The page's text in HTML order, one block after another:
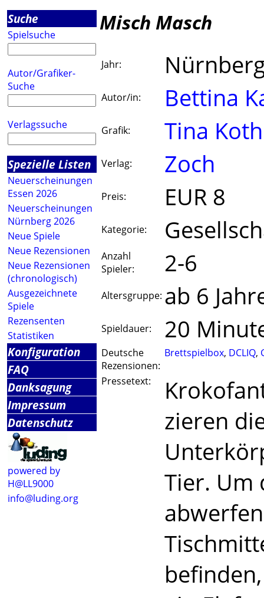
Suche
Spielsuche
Autor/Grafiker-
Suche
Verlagssuche
Spezielle Listen
Neuerscheinungen
Essen 2026
Neuerscheinungen
Nürnberg 2026
Neue Spiele
Neue Rezensionen
Neue Rezensionen
(chronologisch)
Ausgezeichnete
Spiele
Rezensenten
Statistiken
Konfiguration
FAQ
Danksagung
Impressum
Datenschutz
powered by
H@LL9000
info@luding.org
Misch Masch
Jahr:
Autor/in: Bettina
Grafik: Tina
Verlag: Zoch
Preis: EUR 8
Kategorie:
Anzahl
Spieler:
2-6
Altersgruppe: ab 6
Spieldauer: 20
Deutsche
Rezensionen:
Brettspielbox, DCLIQ,
Pressetext:
zieren
Tier. Um